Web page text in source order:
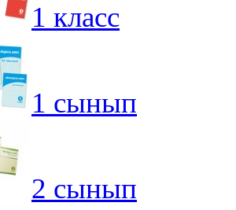
1 класс
1 сынып
2 сынып